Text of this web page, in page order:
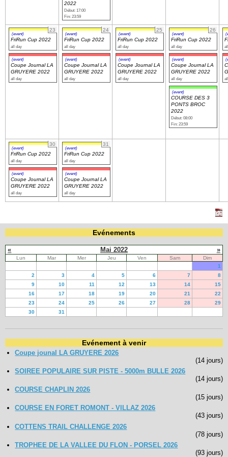
2022
Début: 17:00
Fin: 23:59
23
(event)
FriRun Cup 2022
all day
(event)
Coupe Journal LA
GRUYERE 2022
all day
24
(event)
FriRun Cup 2022
all day
(event)
Coupe Journal LA
GRUYERE 2022
all day
25
(event)
FriRun Cup 2022
all day
(event)
Coupe Journal LA
GRUYERE 2022
all day
26
(event)
FriRun Cup 2022
all day
(event)
Coupe Journal LA
GRUYERE 2022
all day
(event)
COURSE DES 3
PONTS BROC
2022
Début: 08:00
Fin: 23:59
30
(event)
FriRun Cup 2022
all day
(event)
Coupe Journal LA
GRUYERE 2022
all day
31
(event)
FriRun Cup 2022
all day
(event)
Coupe Journal LA
GRUYERE 2022
all day
Evénements
« Mai 2022 »
Lun Mar Mer Jeu Ven Sam
Dim
1
2
3 4 5 6 7
8
9
10 11 12 13 14
15
16
17 18 19 20 21
22
23
24 25 26 27 28
29
30
31
Evénement à venir
Coupe jounal LA GRUYERE 2026
(14 jours)
SOIREE POPULAIRE SUR PISTE - 5000m BULLE 2026
(14 jours)
COURSE CHAPLIN 2026
(15 jours)
COURSE EN FORET ROMONT - VILLAZ 2026
(43 jours)
COTTENS TRAIL CHALLENGE 2026
(78 jours)
TROPHEE DE LA VALLEE DU FLON - PORSEL 2026
(93 jours)